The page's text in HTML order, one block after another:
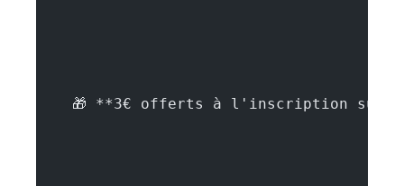
🎁 **3€ offerts à l'inscription sur